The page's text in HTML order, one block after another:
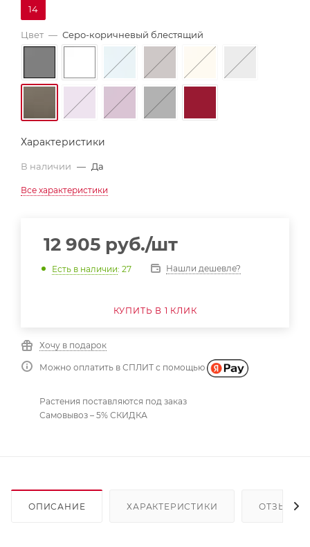
14
Цвет — Серо-коричневый блестящий
Характеристики
В наличии — Да
Все характеристики
12 905 руб./шт
Есть в наличии: 27 Нашли дешевле?
КУПИТЬ В 1 КЛИК
Хочу в подарок
Можно оплатить в СПЛИТ с помощью
Растения поставляются под заказ
Самовывоз – 5% СКИДКА
ОПИСАНИЕ ХАРАКТЕРИСТИКИ ОТЗЫВЫ